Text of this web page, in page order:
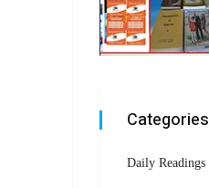
Categories
Daily Readings